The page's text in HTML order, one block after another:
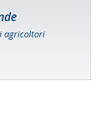
agricoltori